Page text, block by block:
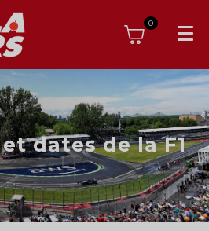
0
dates de la F1